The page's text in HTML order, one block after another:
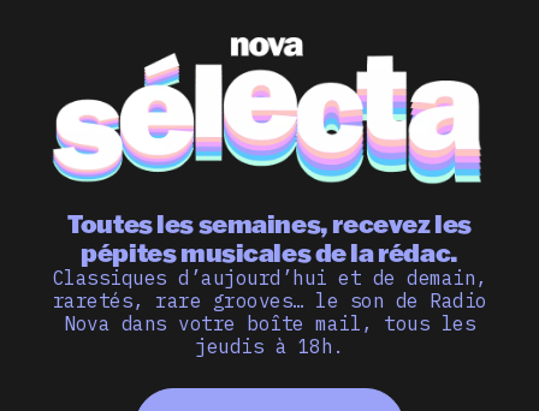
Toutes les semaines, recevez les
pépites musicales de la rédac.
Classiques d’aujourd’hui et de demain,
raretés, rare grooves… le son de Radio
Nova dans votre boîte mail, tous les
jeudis à 18h.